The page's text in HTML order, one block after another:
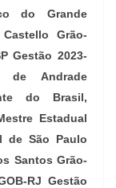
do Grande
Grão-
Gestão 2023-
de Andrade
do Brasil,
Estadual
de São Paulo
Santos Grão-
RJ Gestão